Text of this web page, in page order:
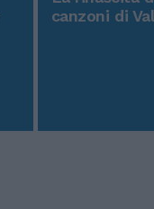
canzoni di